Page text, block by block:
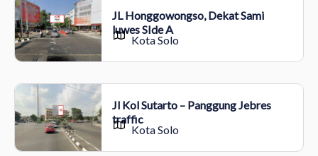
JL Honggowongso, Dekat Sami
luwes SIde A
Kota Solo
Jl Kol Sutarto – Panggung Jebres
traffic
Kota Solo